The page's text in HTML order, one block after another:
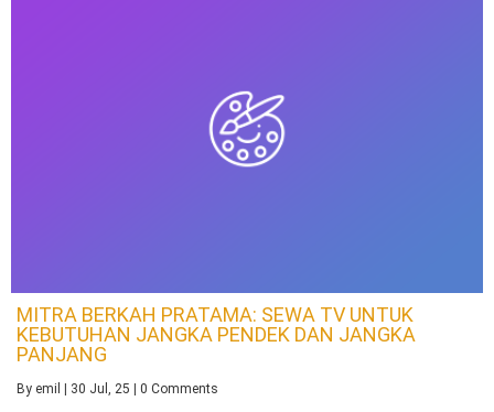
MITRA BERKAH PRATAMA: SEWA TV UNTUK
KEBUTUHAN JANGKA PENDEK DAN JANGKA
PANJANG
By emil | 30 Jul, 25 | 0 Comments